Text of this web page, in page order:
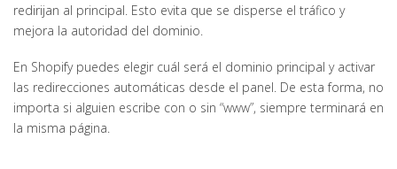
redirijan al principal. Esto evita que se disperse el tráfico y
mejora la autoridad del dominio.
En Shopify puedes elegir cuál será el dominio principal y activar
las redirecciones automáticas desde el panel. De esta forma, no
importa si alguien escribe con o sin “www”, siempre terminará en
la misma página.